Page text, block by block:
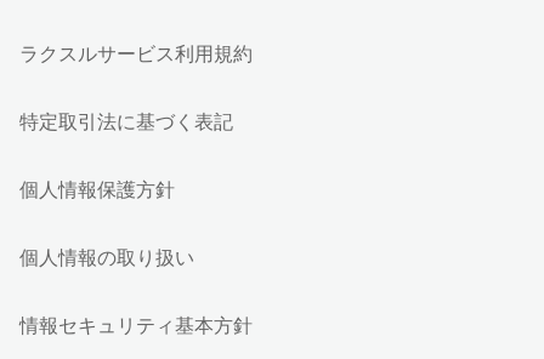
ラクスルサービス利用規約
特定取引法に基づく表記
個人情報保護方針
個人情報の取り扱い
情報セキュリティ基本方針